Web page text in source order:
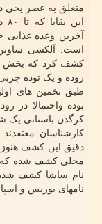
متعلق به عصر
است. آلکسی
کشف کرد که بخش
روده و یک توده
بوده واحتمالا در
کرگدن باستانی یک
دقیق این کشف هنوز
نام ساشا کشف شده
نامهای بوریس و